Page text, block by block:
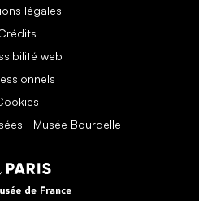
légales
web
| Musée Bourdelle